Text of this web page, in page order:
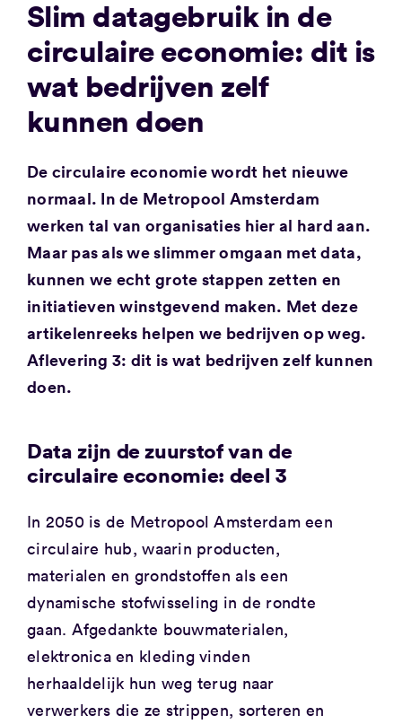
Slim datagebruik in de
circulaire economie: dit is
wat bedrijven zelf
kunnen doen
De circulaire economie wordt het nieuwe
normaal. In de Metropool Amsterdam
werken tal van organisaties hier al hard aan.
Maar pas als we slimmer omgaan met data,
kunnen we echt grote stappen zetten en
initiatieven winstgevend maken. Met deze
artikelenreeks helpen we bedrijven op weg.
Aflevering 3: dit is wat bedrijven zelf kunnen
doen.
Data zijn de zuurstof van de
circulaire economie: deel 3
In 2050 is de Metropool Amsterdam een
circulaire hub, waarin producten,
materialen en grondstoffen als een
dynamische stofwisseling in de rondte
gaan. Afgedankte bouwmaterialen,
elektronica en kleding vinden
herhaaldelijk hun weg terug naar
verwerkers die ze strippen, sorteren en